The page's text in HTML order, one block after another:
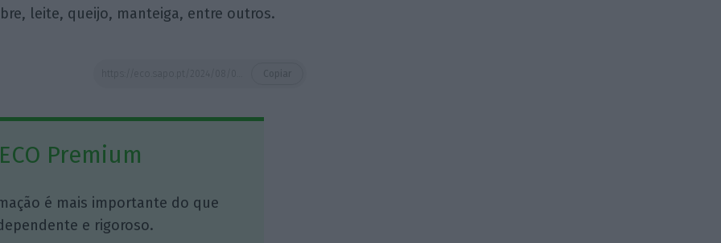
leite, queijo, manteiga, entre outros.
Premium
é mais importante do que
e rigoroso.